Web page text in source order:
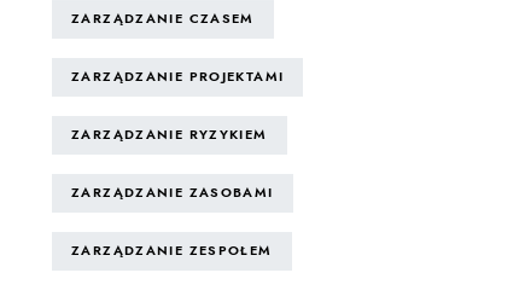
ZARZĄDZANIE CZASEM
ZARZĄDZANIE PROJEKTAMI
ZARZĄDZANIE RYZYKIEM
ZARZĄDZANIE ZASOBAMI
ZARZĄDZANIE ZESPOŁEM